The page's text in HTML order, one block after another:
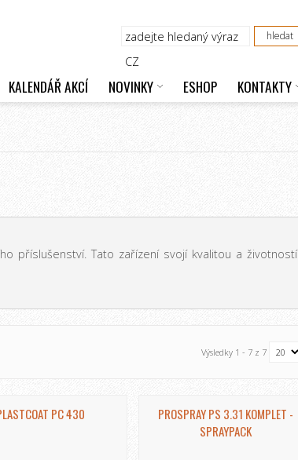
CZ
KALENDÁŘ AKCÍ NOVINKY ESHOP KONTAKTY
příslušenství. Tato zařízení svojí kvalitou a životností
Výsledky 1 - 7 z 7
PC 430
PROSPRAY PS 3.31 KOMPLET -
SPRAYPACK